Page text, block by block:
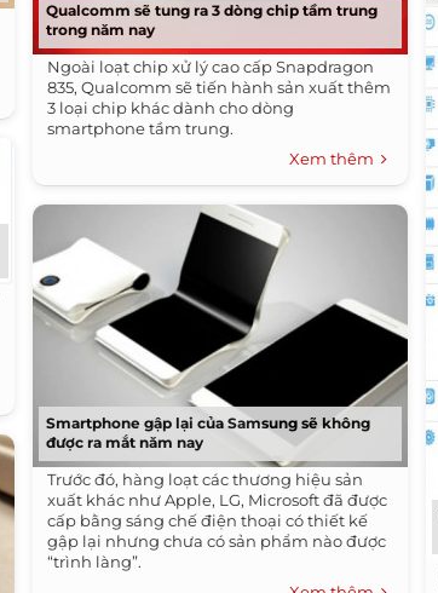
Qualcomm sẽ tung ra 3 dòng chip tầm trung
trong năm nay
Ngoài loạt chip xử lý cao cấp Snapdragon
835, Qualcomm sẽ tiến hành sản xuất thêm
3 loại chip khác dành cho dòng
smartphone tầm trung.
Xem thêm
Smartphone gập lại của Samsung sẽ không
được ra mắt năm nay
Trước đó, hàng loạt các thương hiệu sản
xuất khác như Apple, LG, Microsoft đã được
cấp bằng sáng chế điện thoại có thiết kế
gập lại nhưng chưa có sản phẩm nào được
“trình làng”.